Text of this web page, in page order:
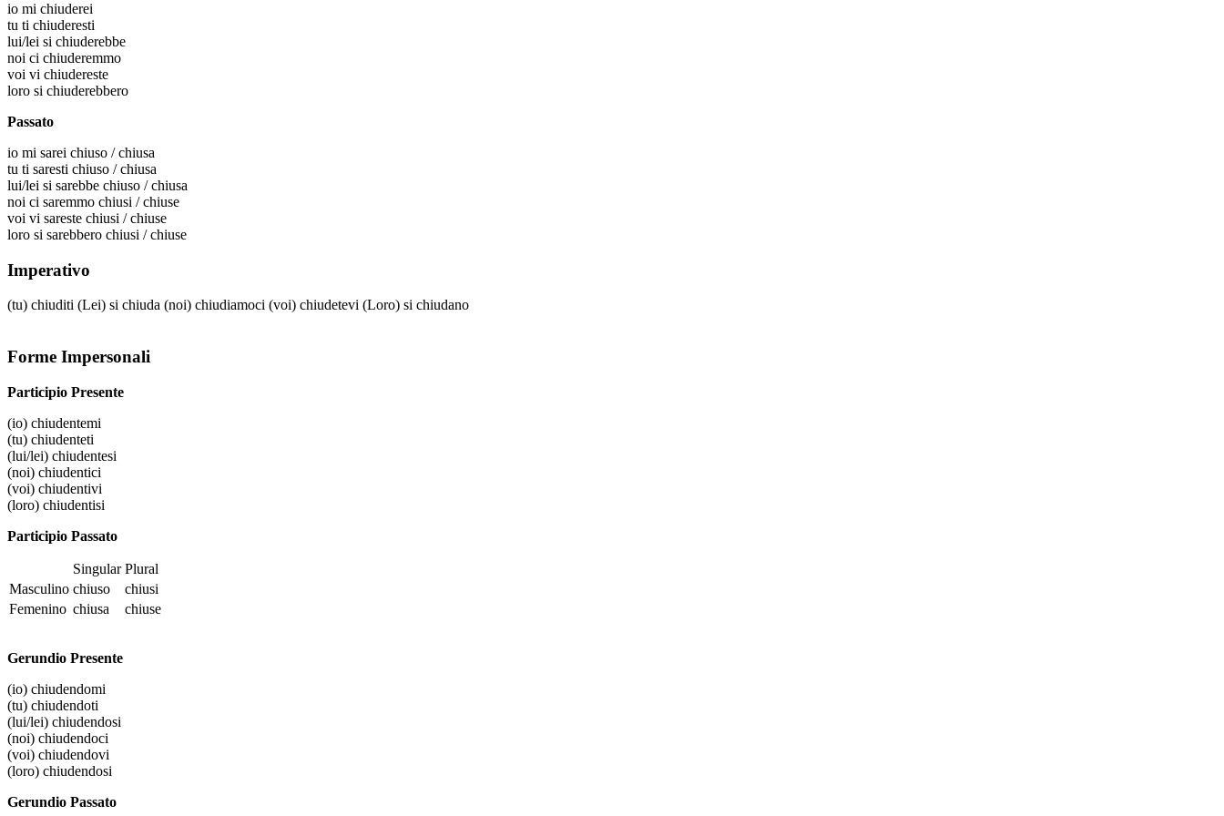
io mi chiuderei
tu ti chiuderesti
lui/lei si chiuderebbe
noi ci chiuderemmo
voi vi chiudereste
loro si chiuderebbero
Passato
io mi sarei chiuso / chiusa
tu ti saresti chiuso / chiusa
lui/lei si sarebbe chiuso / chiusa
noi ci saremmo chiusi / chiuse
voi vi sareste chiusi / chiuse
loro si sarebbero chiusi / chiuse
Imperativo
(tu) chiuditi (Lei) si chiuda (noi) chiudiamoci (voi) chiudetevi (Loro) si chiudano
Forme Impersonali
Participio Presente
(io) chiudentemi
(tu) chiudenteti
(lui/lei) chiudentesi
(noi) chiudentici
(voi) chiudentivi
(loro) chiudentisi
Participio Passato
Singular Plural
Masculino chiuso
chiusi
Femenino chiusa chiuse
Gerundio Presente
(io) chiudendomi
(tu) chiudendoti
(lui/lei) chiudendosi
(noi) chiudendoci
(voi) chiudendovi
(loro) chiudendosi
Gerundio Passato